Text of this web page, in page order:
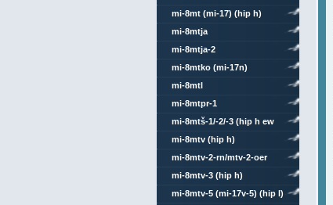
mi-8mt (mi-17) (hip h)
mi-8mtja
mi-8mtja-2
mi-8mtko (mi-17n)
mi-8mtl
mi-8mtpr-1
mi-8mtš-1/-2/-3 (hip h ew
4/6)
mi-8mtv (hip h)
mi-8mtv-2-rn/mtv-2-oer
mi-8mtv-3 (hip h)
mi-8mtv-5 (mi-17v-5) (hip l)